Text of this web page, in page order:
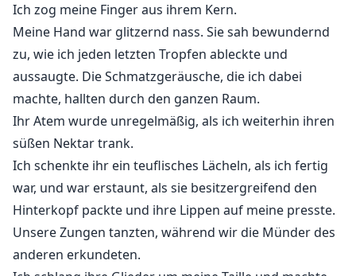
Ich zog meine Finger aus ihrem Kern.
Meine Hand war glitzernd nass. Sie sah bewundernd
zu, wie ich jeden letzten Tropfen ableckte und
aussaugte. Die Schmatzgeräusche, die ich dabei
machte, hallten durch den ganzen Raum.
Ihr Atem wurde unregelmäßig, als ich weiterhin ihren
süßen Nektar trank.
Ich schenkte ihr ein teuflisches Lächeln, als ich fertig
war, und war erstaunt, als sie besitzergreifend den
Hinterkopf packte und ihre Lippen auf meine presste.
Unsere Zungen tanzten, während wir die Münder des
anderen erkundeten.